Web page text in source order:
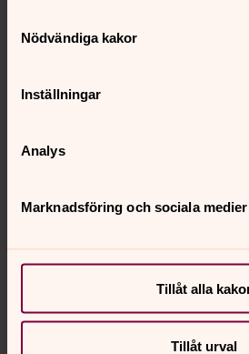
Nödvändiga kakor
Inställningar
Analys
Marknadsföring och sociala medier
Tillåt alla
Tillåt urval
Kyrktaxi beställs
innan kl.12:00